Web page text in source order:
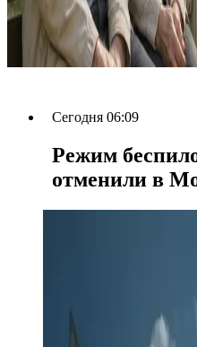
Сегодня 06:09
Режим
отменили в